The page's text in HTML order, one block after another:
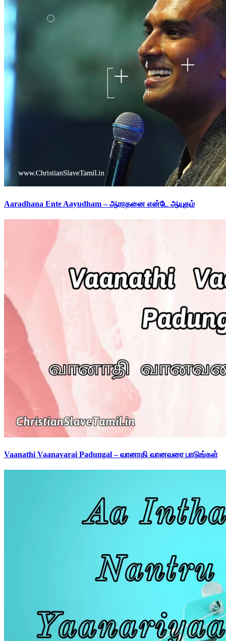
Aaradhana Ente Aayudham – ஆராதனை என்டே ஆயுதம்
Vaanathi Vaanavarai Padungal – வானாதி வானவரை பாடுங்கள்